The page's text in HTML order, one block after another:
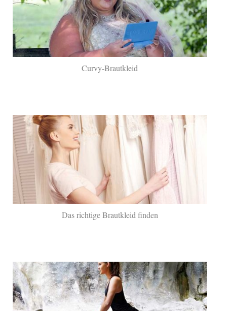
Curvy-Brautkleid
Das richtige Brautkleid finden